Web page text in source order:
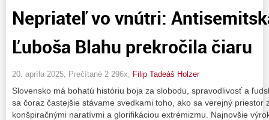
Nepriateľ vo vnútri:
Ľuboša Blahu prekročila čiaru
20. apríla 2025, Prečítané 2 296x, Filip Tadeáš Holzer
Slovensko má bohatú históriu boja za slobodu, spravodlivosť a
sa čoraz častejšie stávame svedkami toho, ako sa verejný priestor
konšpiračnými naratívmi a glorifikáciou extrémizmu. Najnovšie